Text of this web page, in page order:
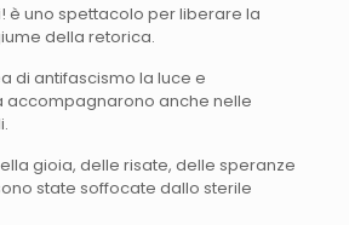
è uno spettacolo per liberare la
della retorica.
di antifascismo la luce e
accompagnarono anche nelle
gioia, delle risate, delle speranze
state soffocate dallo sterile